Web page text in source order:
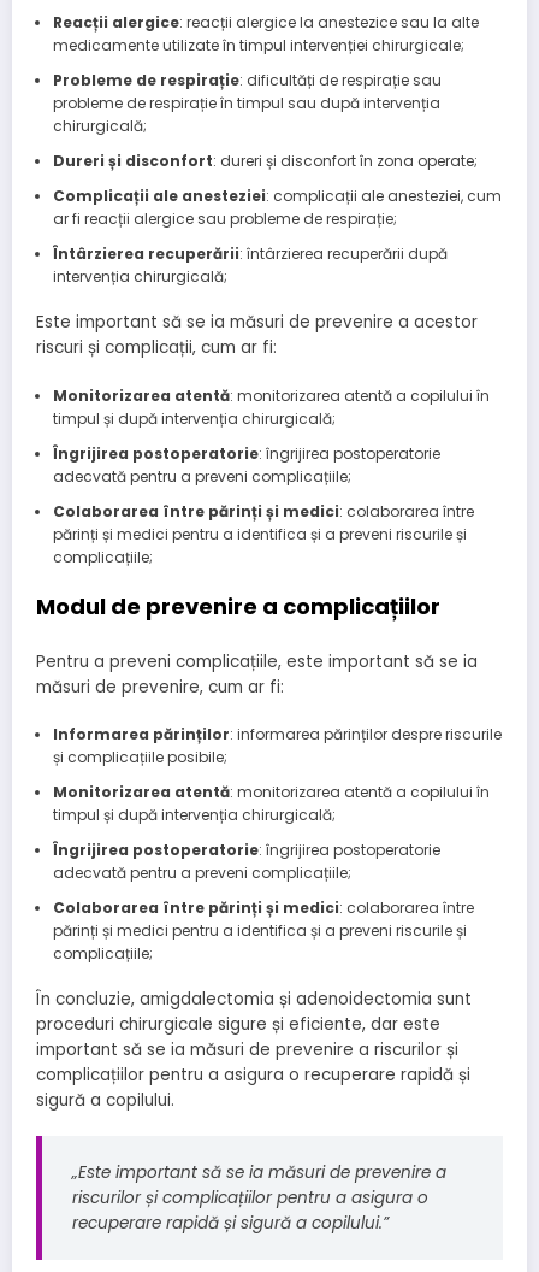
Reacții alergice: reacții alergice la anestezice sau la alte
medicamente utilizate în timpul intervenției chirurgicale;
Probleme de respirație: dificultăți de respirație sau
probleme de respirație în timpul sau după intervenția
chirurgicală;
Dureri și disconfort: dureri și disconfort în zona operate;
Complicații ale anesteziei: complicații ale anesteziei, cum
ar fi reacții alergice sau probleme de respirație;
Întârzierea recuperării: întârzierea recuperării după
intervenția chirurgicală;
Este important să se ia măsuri de prevenire a acestor
riscuri și complicații, cum ar fi:
Monitorizarea atentă: monitorizarea atentă a copilului în
timpul și după intervenția chirurgicală;
Îngrijirea postoperatorie: îngrijirea postoperatorie
adecvată pentru a preveni complicațiile;
Colaborarea între părinți și medici: colaborarea între
părinți și medici pentru a identifica și a preveni riscurile și
complicațiile;
Modul de prevenire a complicațiilor
Pentru a preveni complicațiile, este important să se ia
măsuri de prevenire, cum ar fi:
Informarea părinților: informarea părinților despre riscurile
și complicațiile posibile;
Monitorizarea atentă: monitorizarea atentă a copilului în
timpul și după intervenția chirurgicală;
Îngrijirea postoperatorie: îngrijirea postoperatorie
adecvată pentru a preveni complicațiile;
Colaborarea între părinți și medici: colaborarea între
părinți și medici pentru a identifica și a preveni riscurile și
complicațiile;
În concluzie, amigdalectomia și adenoidectomia sunt
proceduri chirurgicale sigure și eficiente, dar este
important să se ia măsuri de prevenire a riscurilor și
complicațiilor pentru a asigura o recuperare rapidă și
sigură a copilului.
„Este important să se ia măsuri de prevenire a
riscurilor și complicațiilor pentru a asigura o
recuperare rapidă și sigură a copilului.”